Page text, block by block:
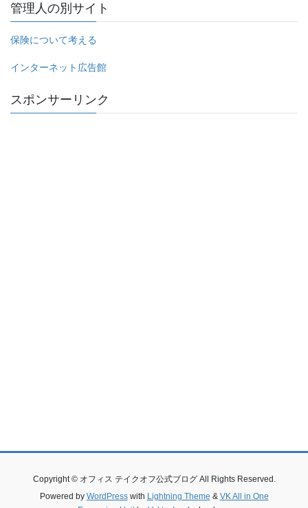
管理人の別サイト
保険について考える
インターネット広告館
スポンサーリンク
Copyright © オフィス テイクオフ公式ブログ All Rights Reserved.
Powered by WordPresswith Lightning Theme & VK All in One